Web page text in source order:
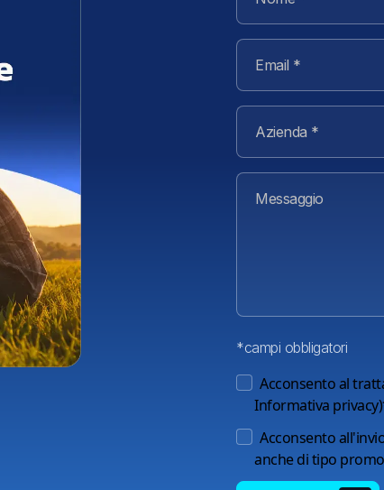
*campi obbligatori
Acconsento al
Informativa privacy)
Acconsento
anche di tipo